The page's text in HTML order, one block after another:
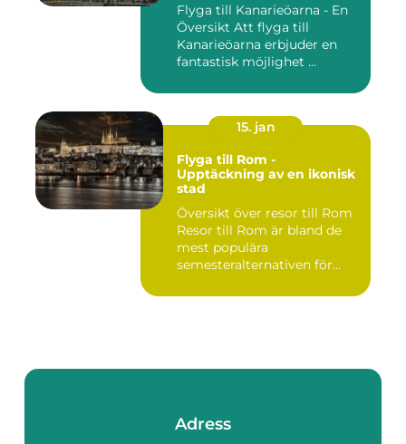
Flyga till Kanarieöarna - En
Översikt Att flyga till
Kanarieöarna erbjuder en
fantastisk möjlighet ...
15. jan
Flyga till Rom -
Upptäckning av en ikonisk
stad
Översikt över resor till Rom
Resor till Rom är bland de
mest populära
semesteralternativen för
Adress